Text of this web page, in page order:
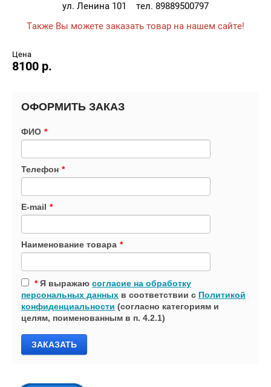
ул. Ленина 101 тел. 89889500797
Также Вы можете заказать товар на нашем сайте!
Цена
8100 р.
ОФОРМИТЬ ЗАКАЗ
ФИО *
Телефон *
E-mail *
Наименование товара *
*Я выражаю согласие на обработку
персональных данных в соответствии с Политикой
конфиденциальности (согласно категориям и
целям, поименованным в п. 4.2.1)
ЗАКАЗАТЬ